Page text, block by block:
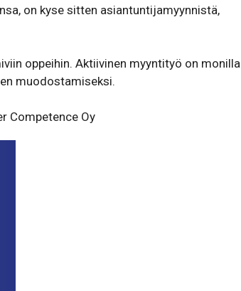
on kyse sitten asiantuntijamyynnistä,
oppeihin. Aktiivinen myyntityö on monilla
muodostamiseksi.
Competence Oy